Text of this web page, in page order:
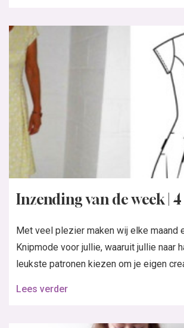
Inzending van de week | 4
Met veel plezier maken wij elke maand
Knipmode voor jullie, waaruit jullie naar
leukste patronen kiezen om je eigen
Lees verder